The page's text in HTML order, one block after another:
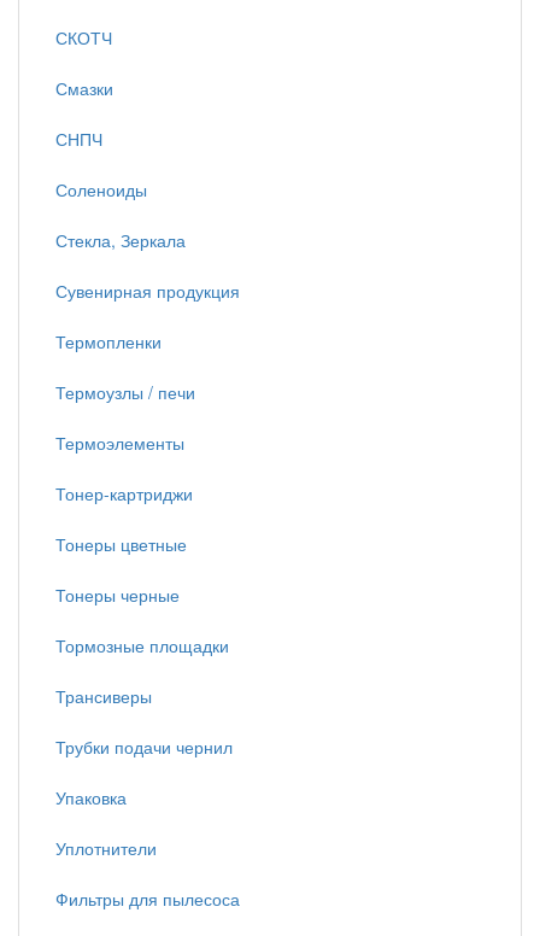
СКОТЧ
Смазки
СНПЧ
Соленоиды
Стекла, Зеркала
Сувенирная продукция
Термопленки
Термоузлы / печи
Термоэлементы
Тонер-картриджи
Тонеры цветные
Тонеры черные
Тормозные площадки
Трансиверы
Трубки подачи чернил
Упаковка
Уплотнители
Фильтры для пылесоса